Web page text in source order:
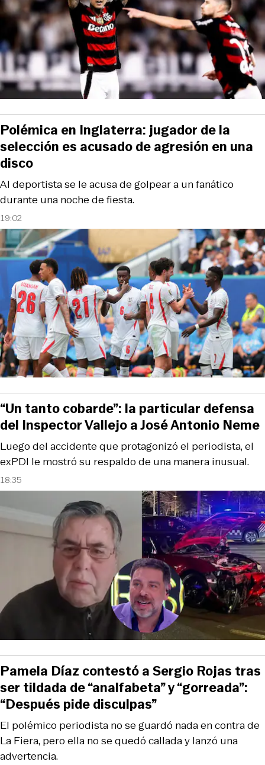
19:02
Al deportista se le acusa de golpear a un fanático
durante una noche de fiesta.
Polémica en Inglaterra: jugador de la
selección es acusado de agresión en una
disco
18:35
Luego del accidente que protagonizó el periodista, el
exPDI le mostró su respaldo de una manera inusual.
“Un tanto cobarde”: la particular defensa
del Inspector Vallejo a José Antonio Neme
El polémico periodista no se guardó nada en contra de
La Fiera, pero ella no se quedó callada y lanzó una
advertencia.
Pamela Díaz contestó a Sergio Rojas tras
ser tildada de “analfabeta” y “gorreada”:
“Después pide disculpas”